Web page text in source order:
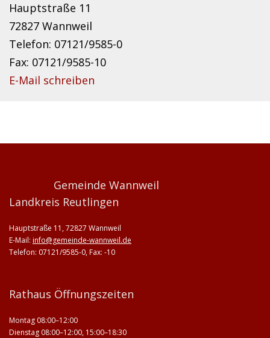
Hauptstraße 11
72827 Wannweil
Telefon: 07121/9585-0
Fax: 07121/9585-10
E-Mail schreiben
Gemeinde Wannweil
Landkreis Reutlingen
Hauptstraße 11, 72827 Wannweil
E-Mail: info@gemeinde-wannweil.de
Telefon: 07121/9585-0, Fax: -10
Rathaus Öffnungszeiten
Montag 08:00–12:00
Dienstag 08:00–12:00, 15:00–18:30